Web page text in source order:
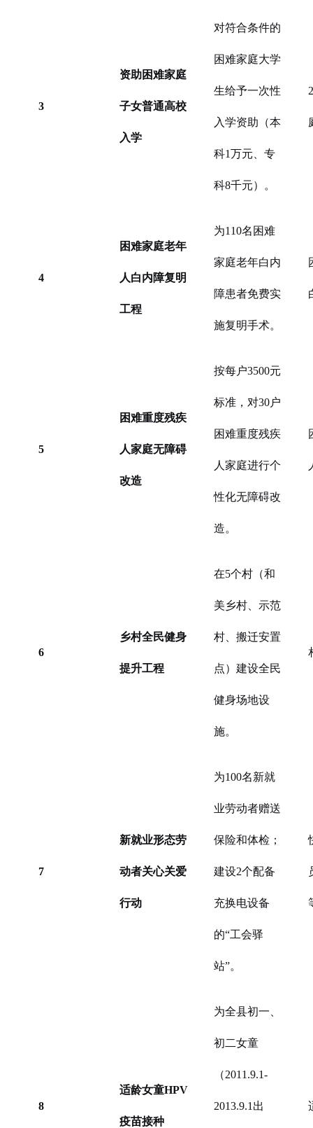
3
资助困难家庭
子女普通高校
入学
对符合条件的
困难家庭大学
生给予一次性
入学资助（本
科1万元、专
科8千元）。
4
困难家庭老年
人白内障复明
工程
为110名困难
家庭老年白内
障患者免费实
施复明手术。
5
困难重度残疾
人家庭无障碍
改造
按每户3500元
标准，对30户
困难重度残疾
人家庭进行个
性化无障碍改
造。
6
乡村全民健身
提升工程
在5个村（和
美乡村、示范
村、搬迁安置
点）建设全民
健身场地设
施。
7
新就业形态劳
动者关心关爱
行动
为100名新就
业劳动者赠送
保险和体检；
建设2个配备
充换电设备
的“工会驿
站”。
8
适龄女童HPV
疫苗接种
为全县初一、
初二女童
（2011.9.1-
2013.9.1出